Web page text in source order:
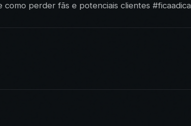
perder fãs e potenciais clientes #ficaadica